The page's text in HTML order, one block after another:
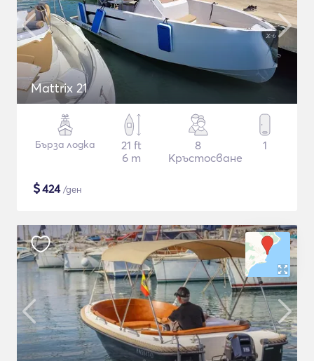
Mattrix 21
Бърза лодка
21 ft
6 m
8
Кръстосване
1
$424/ден